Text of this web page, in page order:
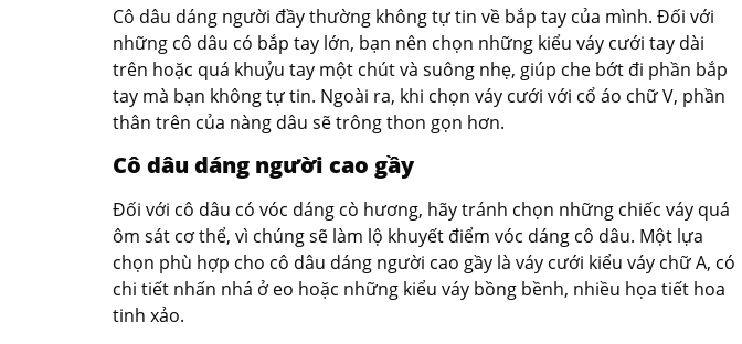
Cô dâu dáng người đầy thường không tự tin về bắp tay của mình. Đối với
những cô dâu có bắp tay lớn, bạn nên chọn những kiểu váy cưới tay dài
trên hoặc quá khuỷu tay một chút và suông nhẹ, giúp che bớt đi phần bắp
tay mà bạn không tự tin. Ngoài ra, khi chọn váy cưới với cổ áo chữ V, phần
thân trên của nàng dâu sẽ trông thon gọn hơn.
Cô dâu dáng người cao gầy
Đối với cô dâu có vóc dáng cò hương, hãy tránh chọn những chiếc váy quá
ôm sát cơ thể, vì chúng sẽ làm lộ khuyết điểm vóc dáng cô dâu. Một lựa
chọn phù hợp cho cô dâu dáng người cao gầy là váy cưới kiểu váy chữ A, có
chi tiết nhấn nhá ở eo hoặc những kiểu váy bồng bềnh, nhiều họa tiết hoa
tinh xảo.